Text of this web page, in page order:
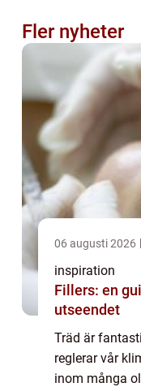
Fler nyheter
06 augusti 2026
inspiration
Fillers: en
utseendet
Träd är
reglerar vår
inom många